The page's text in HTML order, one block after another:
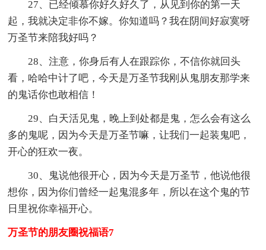
27、已经倾慕你好久好久了，从见到你的第一天
起，我就决定非你不嫁。你知道吗？我在阴间好寂寞呀
万圣节来陪我好吗？
28、注意，你身后有人在跟踪你，不信你就回头
看，哈哈中计了吧，今天是万圣节我刚从鬼朋友那学来
的鬼话你也敢相信！
29、白天活见鬼，晚上到处都是鬼，怎么会有这么
多的鬼呢，因为今天是万圣节嘛，让我们一起装鬼吧，
开心的狂欢一夜。
30、鬼说他很开心，因为今天是万圣节，他说他很
想你，因为你们曾经一起鬼混多年，所以在这个鬼的节
日里祝你幸福开心。
万圣节的朋友圈祝福语7